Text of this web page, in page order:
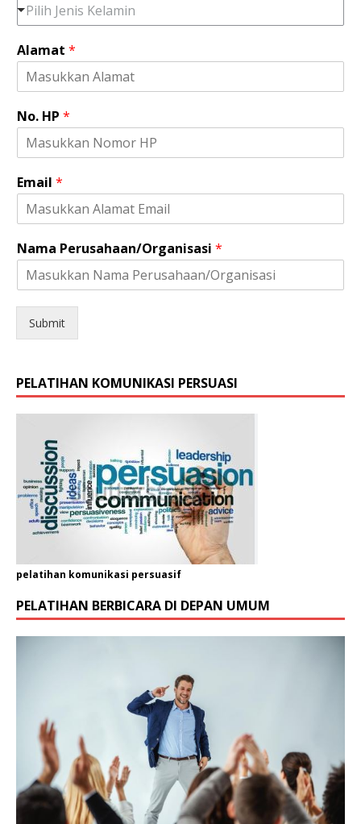
Pilih Jenis Kelamin
Alamat *
No. HP *
Email *
N
a
m
a
N
.
.
Nama Perusahaan/Organisasi *
Submit
PELATIHAN KOMUNIKASI PERSUASI
pelatihan komunikasi persuasif
PELATIHAN BERBICARA DI DEPAN UMUM